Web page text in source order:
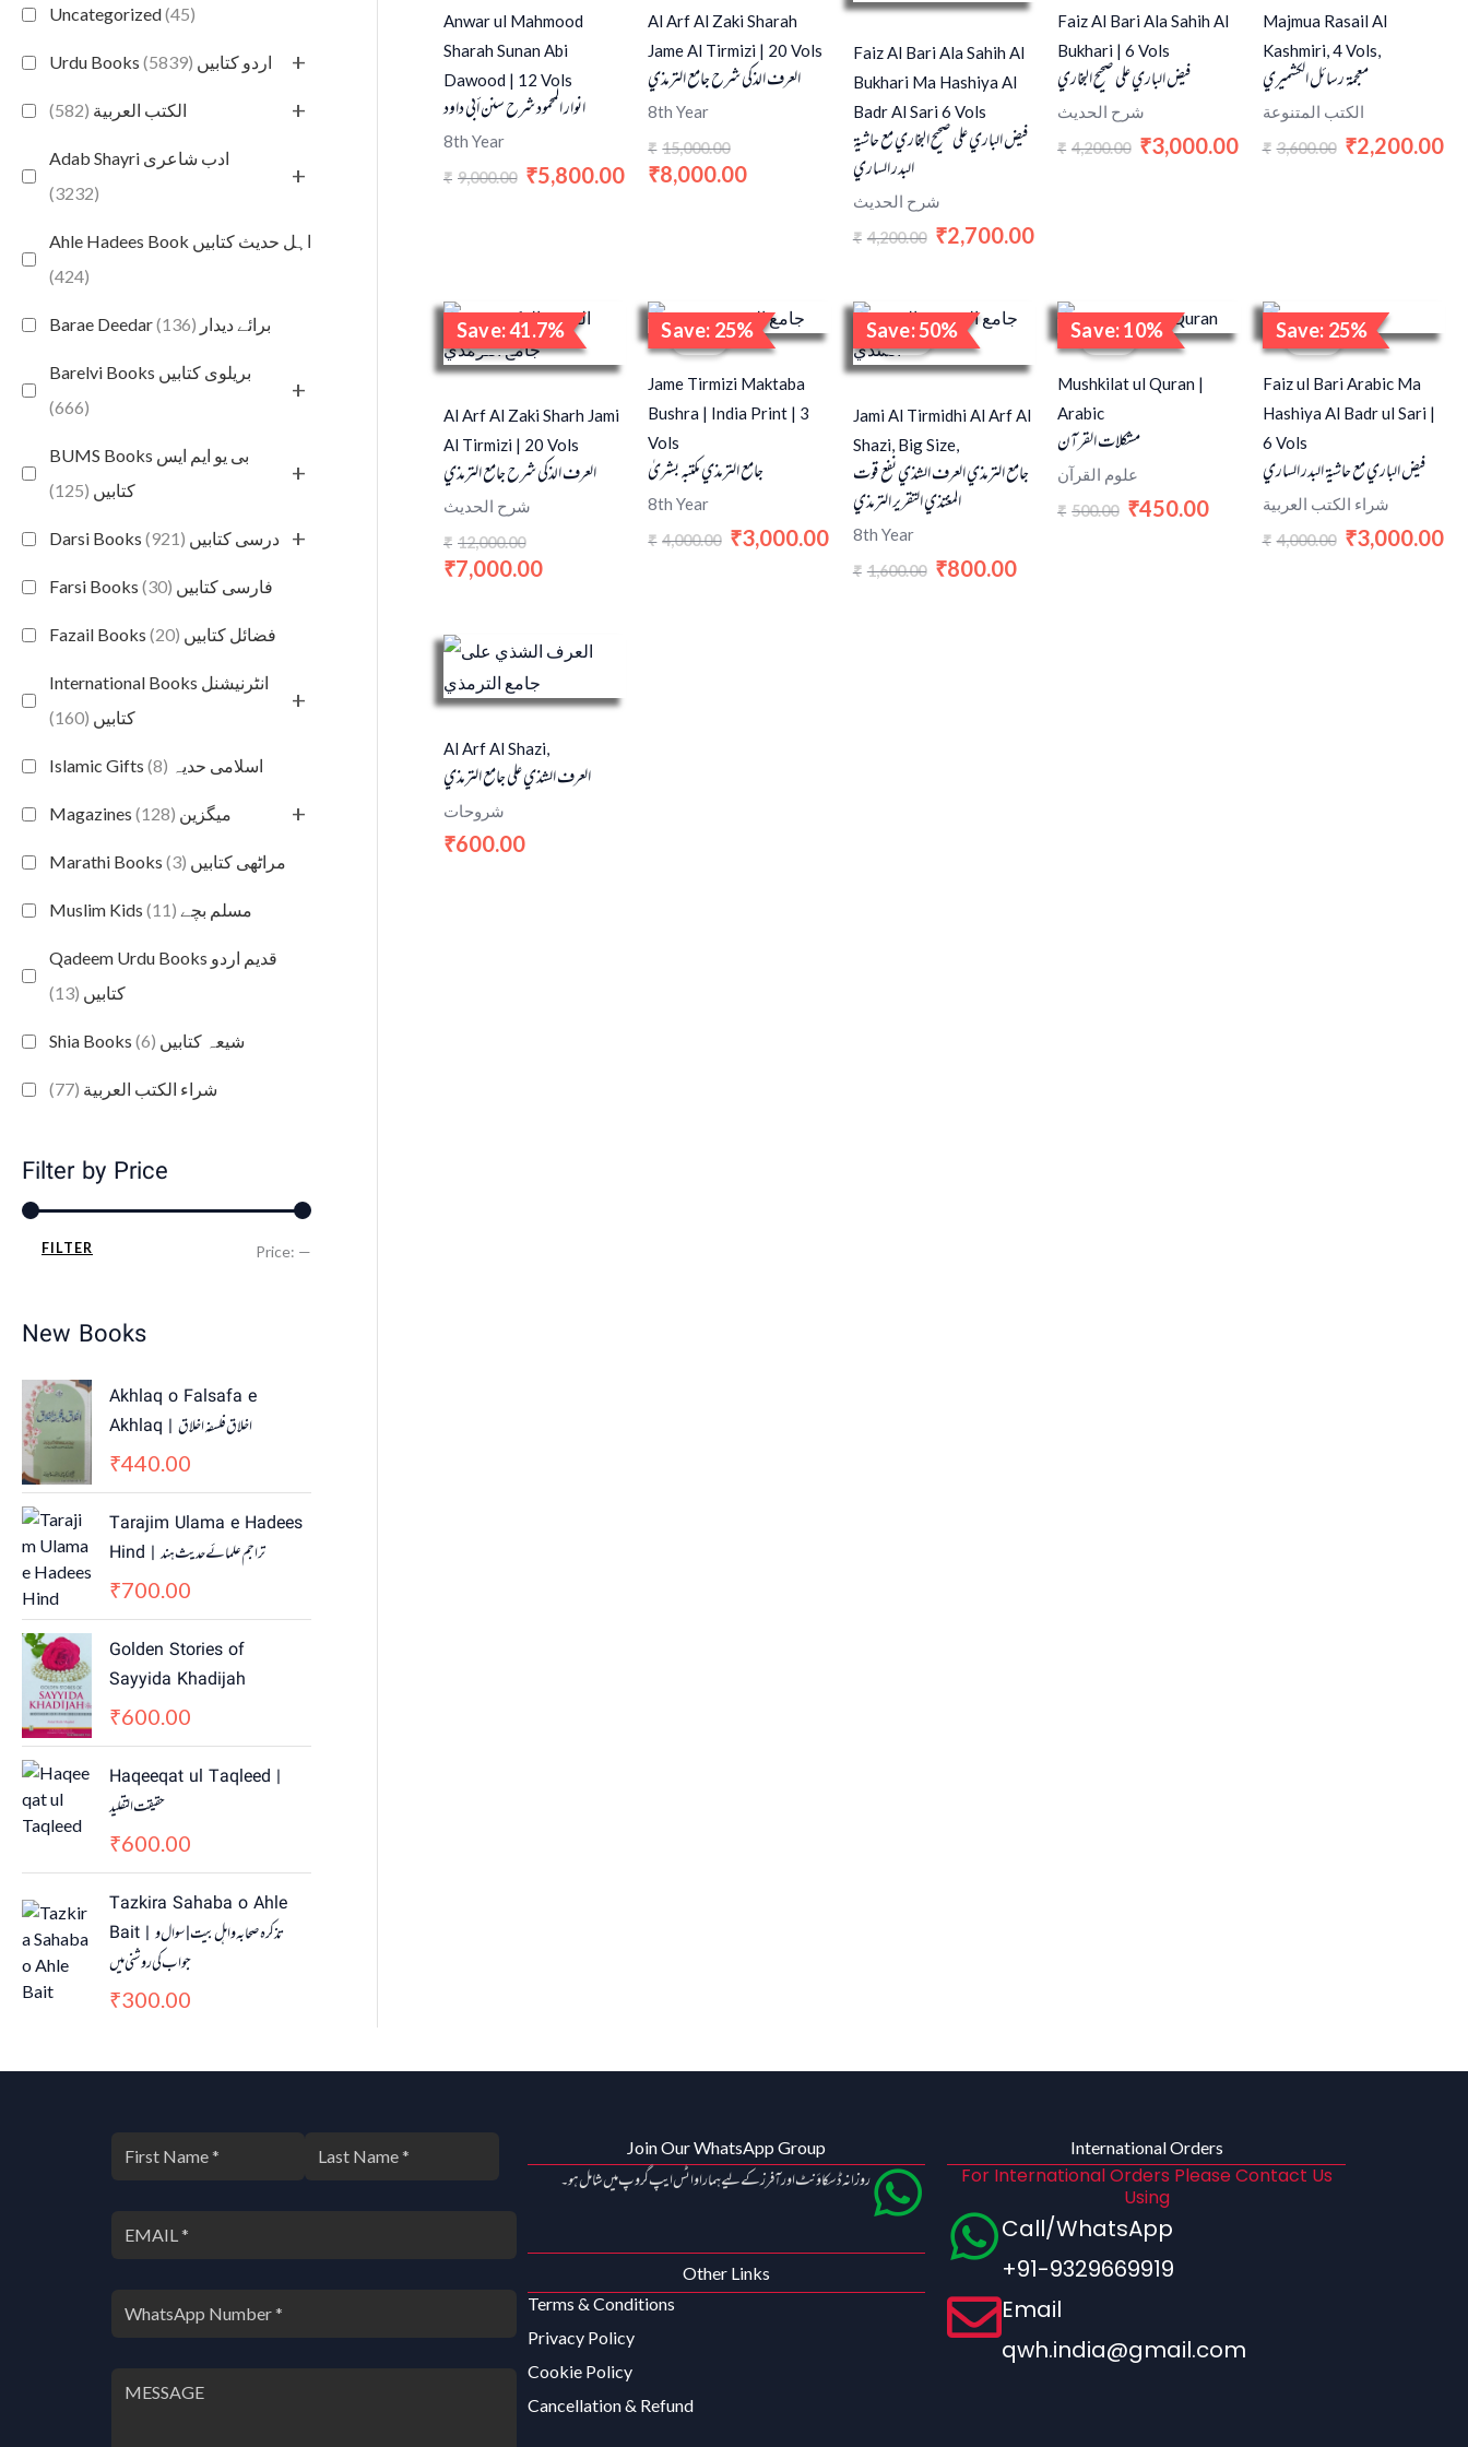
Uncategorized(45)
Urdu Books اردو کتابیں (5839) +
الكتب العربية (582) +
Adab Shayri ادب شاعری
(3232)
+
Ahle Hadees Book اہل حدیث کتابیں
(424)
Barae Deedar برائے دیدار (136)
Barelvi Books بریلوی کتابیں
(666)
+
BUMS Books بی یو ایم ایس
کتابیں (125)
+
Darsi Books درسی کتابیں (921) +
Farsi Books فارسی کتابیں (30)
Fazail Books فضائل کتابیں (20)
International Books انٹرنیشنل
کتابیں (160)
+
Islamic Gifts اسلامی حدیہ (8)
Magazines میگزین (128) +
Marathi Books مراٹھی کتابیں (3)
Muslim Kids مسلم بچے (11)
Qadeem Urdu Books قدیم اردو
کتابیں (13)
Shia Books شیعہ کتابیں (6)
شراء الكتب العربية (77)
Filter by Price
FILTER Price: —
New Books
Akhlaq o Falsafa e
Akhlaq | اخلاق فلسفہ اخلاق
₹440.00
Tarajim Ulama e Hadees
Hind | تراجم علمائے حديث ہند
₹700.00
Golden Stories of
Sayyida Khadijah
₹600.00
Haqeeqat ul Taqleed |
حقیقت التقلید
₹600.00
Tazkira Sahaba o Ahle
Bait | تذکرہ صحابہ واہل بیت | سوال و
جواب کی روشنی میں
₹300.00
Anwar ul Mahmood
Sharah Sunan Abi
Dawood | 12 Vols
انوار المحمود شرح سنن أبي داود
8th Year
₹ 9,000.00 ₹5,800.00
Al Arf Al Zaki Sharah
Jame Al Tirmizi | 20 Vols
العرف الذكي شرح جامع الترمذي
8th Year
₹ 15,000.00
₹8,000.00
Faiz Al Bari Ala Sahih Al
Bukhari Ma Hashiya Al
Badr Al Sari 6 Vols
فيض الباري على صحيح البخاري مع حاشية
البدر الساري
شرح الحديث
₹ 4,200.00 ₹2,700.00
Faiz Al Bari Ala Sahih Al
Bukhari | 6 Vols
فيض الباري على صحيح البخاري
شرح الحديث
₹ 4,200.00 ₹3,000.00
Majmua Rasail Al
Kashmiri, 4 Vols,
معجمة رسائل الكشميري
الكتب المتنوعة
₹ 3,600.00 ₹2,200.00
Save: 41.7%
Sale!
Al Arf Al Zaki Sharh Jami
Al Tirmizi | 20 Vols
العرف الذكي شرح جامع الترمذي
شرح الحديث
₹ 12,000.00
Original
price
was:
₹12,000.00.
₹7,000.00
Current
price
is:
₹7,000.00.
Save: 25%
Sale!
Jame Tirmizi Maktaba
Bushra | India Print | 3
Vols
جامع الترمذي مکتبہ بشریٰ
8th Year
₹ 4,000.00
Original
price
was:
₹3,000.00
Current
price
₹3,000.00.
Save: 50%
Sale!
Jami Al Tirmidhi Al Arf Al
Shazi, Big Size,
جامع الترمذي العرف الشذي نفع قوت
المغتذي التقرير الترمذي
8th Year
₹ 1,600.00
Original
price
was:
₹1,600.00.
₹800.00
Current
₹800.00.
Save: 10%
Sale!
Mushkilat ul Quran |
Arabic
مشكلات القرآن
علوم القرآن
₹ 500.00
Original
price
was:
₹450.00
Current
price
Save: 25%
Sale!
Faiz ul Bari Arabic Ma
Hashiya Al Badr ul Sari |
6 Vols
فیض الباري مع حاشية البدر الساري
شراء الكتب العربية
₹ 4,000.00
Original
price
was:
₹3,000.00
Al Arf Al Shazi,
العرف الشذي على جامع الترمذي
شروحات
₹600.00
Join Our WhatsApp Group
روزانہ ڈسکاؤنٹ اور آفرز کے لیے ہمارا واٹس ایپ گروپ میں شامل ہو۔
Other Links
Terms & Conditions
Privacy Policy
Cookie Policy
Cancellation & Refund
International Orders
For International Orders Please Contact Us
Using
Call/WhatsApp
+91-9329669919
Email
qwh.india@gmail.com